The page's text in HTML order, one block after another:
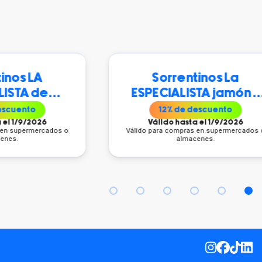
de
y
gr
o
Sorrentinos La
ESPECIALISTA jamón y
queso 500g
% de descuento
Válido hasta el 1/9/2026
Válido para compras en supermercados o
almacenes.